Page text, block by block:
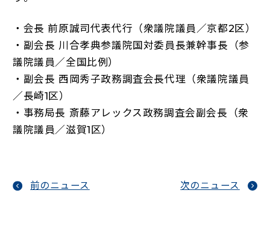
・会長 前原誠司代表代行（衆議院議員／京都2区）
・副会長 川合孝典参議院国対委員長兼幹事長（参
議院議員／全国比例）
・副会長 西岡秀子政務調査会長代理（衆議院議員
／長崎1区）
・事務局長 斎藤アレックス政務調査会副会長（衆
議院議員／滋賀1区）
前のニュース 次のニュース